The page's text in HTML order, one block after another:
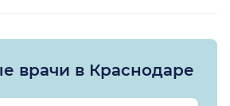
врачи в Краснодаре